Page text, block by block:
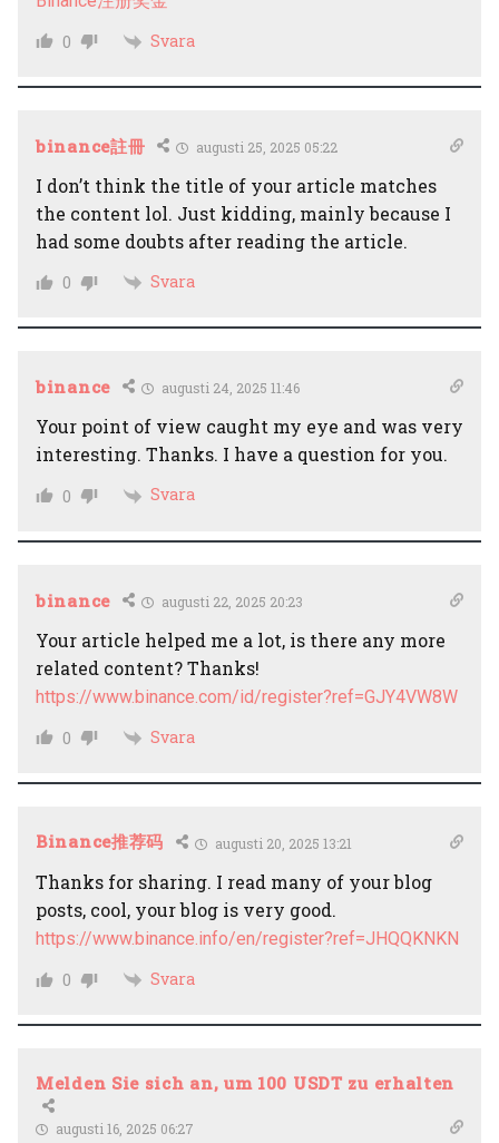
0
Svara
binance註冊 augusti 25, 2025 05:22
I don’t think the title of your article matches
the content lol. Just kidding, mainly because I
had some doubts after reading the article.
0 Svara
binance augusti 24, 2025 11:46
Your point of view caught my eye and was very
interesting. Thanks. I have a question for you.
0 Svara
binance augusti 22, 2025 20:23
Your article helped me a lot, is there any more
related content? Thanks!
https://www.binance.com/id/register?ref=GJY4VW8W
0
Svara
Binance推荐码 augusti 20, 2025 13:21
Thanks for sharing. I read many of your blog
posts, cool, your blog is very good.
https://www.binance.info/en/register?ref=JHQQKNKN
0
Svara
Melden Sie sich an, um 100 USDT zu erhalten
augusti 16, 2025 06:27